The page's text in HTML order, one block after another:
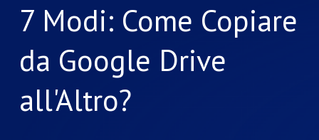
7 Modi: Come Copiare
da Google Drive
all'Altro?